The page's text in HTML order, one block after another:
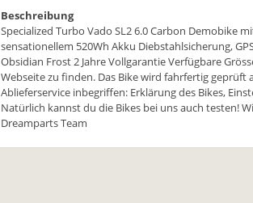
Beschreibung
Specialized Turbo Vado SL2 6.0 Carbon Demobike
sensationellem 520Wh Akku Diebstahlsicherung,
Obsidian Frost 2 Jahre Vollgarantie Verfügbare
Webseite zu finden. Das Bike wird fahrfertig
Ablieferservice inbegriffen: Erklärung des Bikes,
Natürlich kannst du die Bikes bei uns auch testen!
Dreamparts Team